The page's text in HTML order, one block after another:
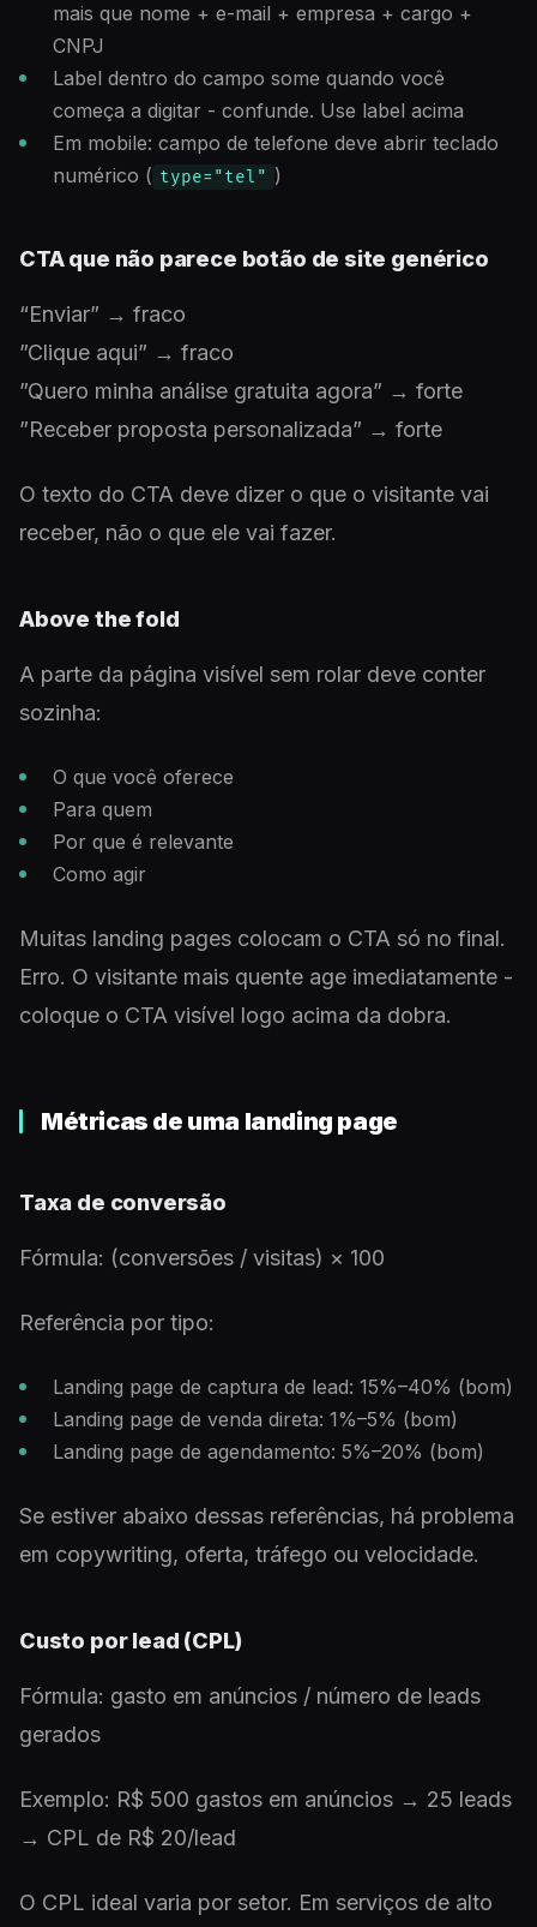
mais que nome + e-mail + empresa + cargo +
CNPJ
Label dentro do campo some quando você
começa a digitar - confunde. Use label acima
Em mobile: campo de telefone deve abrir teclado
numérico ( type="tel" )
CTA que não parece botão de site genérico
“Enviar” → fraco
”Clique aqui” → fraco
”Quero minha análise gratuita agora” → forte
”Receber proposta personalizada” → forte
O texto do CTA deve dizer o que o visitante vai
receber, não o que ele vai fazer.
Above the fold
A parte da página visível sem rolar deve conter
sozinha:
O que você oferece
Para quem
Por que é relevante
Como agir
Muitas landing pages colocam o CTA só no final.
Erro. O visitante mais quente age imediatamente -
coloque o CTA visível logo acima da dobra.
Métricas de uma landing page
Taxa de conversão
Fórmula: (conversões / visitas) × 100
Referência por tipo:
Landing page de captura de lead: 15%–40% (bom)
Landing page de venda direta: 1%–5% (bom)
Landing page de agendamento: 5%–20% (bom)
Se estiver abaixo dessas referências, há problema
em copywriting, oferta, tráfego ou velocidade.
Custo por lead (CPL)
Fórmula: gasto em anúncios / número de leads
gerados
Exemplo: R$ 500 gastos em anúncios → 25 leads
→ CPL de R$ 20/lead
O CPL ideal varia por setor. Em serviços de alto